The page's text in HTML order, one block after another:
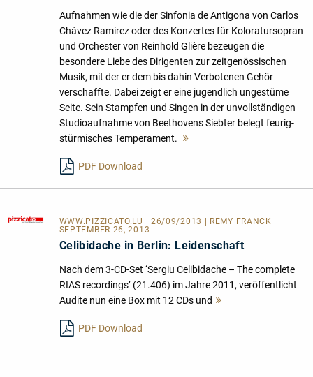
Aufnahmen wie die der Sinfonia de Antigona von Carlos
Chávez Ramirez oder des Konzertes für Koloratursopran
und Orchester von Reinhold Glière bezeugen die
besondere Liebe des Dirigenten zur zeitgenössischen
Musik, mit der er dem bis dahin Verbotenen Gehör
verschaffte. Dabei zeigt er eine jugendlich ungestüme
Seite. Sein Stampfen und Singen in der unvollständigen
Studioaufnahme von Beethovens Siebter belegt feurig-
stürmisches Temperament.
PDF Download
WWW.PIZZICATO.LU | 26/09/2013 | REMY FRANCK |
SEPTEMBER 26, 2013
Celibidache in Berlin: Leidenschaft
Nach dem 3-CD-Set ‘Sergiu Celibidache – The complete
RIAS recordings’ (21.406) im Jahre 2011, veröffentlicht
Audite nun eine Box mit 12 CDs und
PDF Download